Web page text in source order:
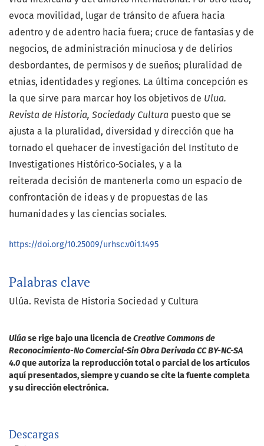
Palabras clave
Ulúa. Revista de Historia Sociedad y Cultura
evoca movilidad, lugar de tránsito de afuera hacia
adentro y de adentro hacia fuera; cruce de fantasías y de
negocios, de administración minuciosa y de delirios
desbordantes, de permisos y de sueños; pluralidad de
etnias, identidades y regiones. La última concepción es
la que sirve para marcar hoy los objetivos de Ulua.
Revista de Historia, Sociedady Cultura puesto que se
ajusta a la pluralidad, diversidad y dirección que ha
tornado el quehacer de investigación del Instituto de
Investigationes Histórico-Sociales, y a la
reiterada decisión de mantenerla como un espacio de
confrontación de ideas y de propuestas de las
humanidades y las ciencias sociales.
https://doi.org/10.25009/urhsc.v0i1.1495
Ulúase rige bajo una licencia deCreative Commons de
Reconocimiento-No Comercial-Sin Obra Derivada CC BY-NC-SA
4.0que autoriza la reproducción total o parcial de los artículos
aquí presentados, siempre y cuando se cite la fuente completa
y su dirección electrónica.
Descargas